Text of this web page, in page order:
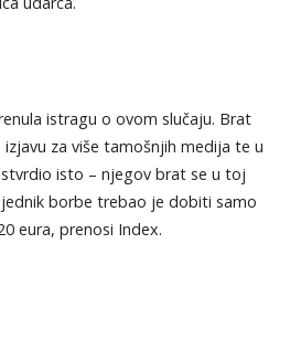
istragu o ovom slučaju. Brat
za više tamošnjih medija te u
isto – njegov brat se u toj
borbe trebao je dobiti samo
eura, prenosi Index.